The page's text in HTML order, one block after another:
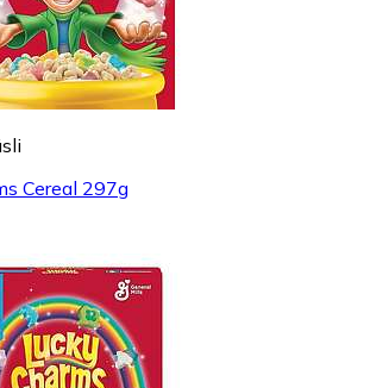
Cereal 297g